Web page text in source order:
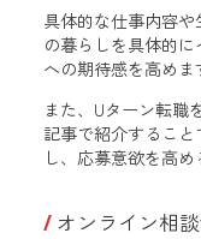
具体的な仕事内容
の暮らしを具体的
への期待感を高めま
また、Uターン転職
記事で紹介するこ
し、応募意欲を高
オンライン相